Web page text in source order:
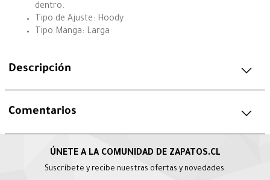
dentro.
Tipo de Ajuste: Hoody
Tipo Manga: Larga
Descripción
Comentarios
Suscríbete y recibe nuestras ofertas y novedades.